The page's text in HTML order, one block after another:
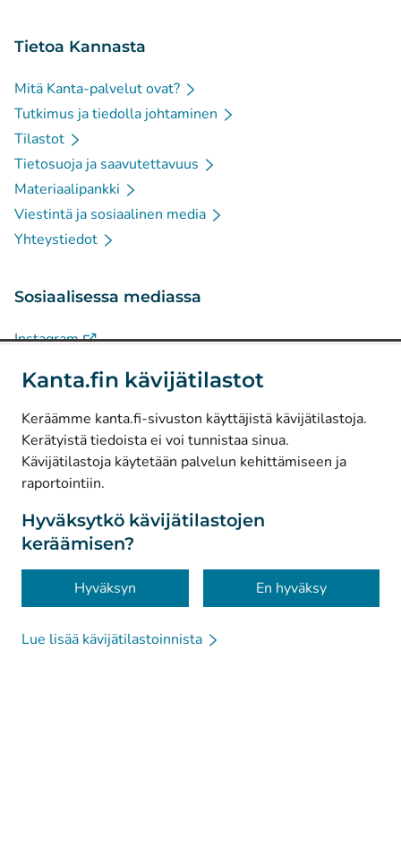
Kanta.fin kävijätilastot
Keräämme kanta.fi-sivuston käyttäjistä kävijätilastoja.
Kerätyistä tiedoista ei voi tunnistaa sinua.
Kävijätilastoja käytetään palvelun kehittämiseen ja
raportointiin.
Hyväksytkö kävijätilastojen
keräämisen?
Hyväksyn En hyväksy
Lue lisää kävijätilastoinnista
Tietoa Kannasta
Mitä Kanta-palvelut ovat?
Tutkimus ja tiedolla johtaminen
Tilastot
Tietosuoja ja saavutettavuus
Materiaalipankki
Viestintä ja sosiaalinen media
Yhteystiedot
Sosiaalisessa mediassa
Instagram(Avautuu uuteen välilehteen)
Facebook(Avautuu uuteen välilehteen)
© Kanta-Palvelut, Kansaneläkelaitos
Tietosuoja
Tietoa sivustosta
Saavutettavuus
Evästeet